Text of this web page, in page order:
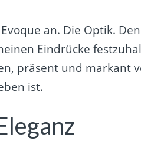
an. Die Optik.
Eindrücke
präsent und markant
ist.